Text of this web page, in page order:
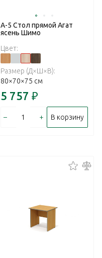
А-5 Стол прямой Агат
ясень Шимо
Цвет:
Размер (Д×Ш×В):
80×70×75 см
5 757 ₽
– + В корзину